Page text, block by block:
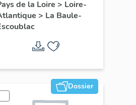
Grégoria, 3
Cornil
de la Loire > Loire-
> La Baule-
Dossier